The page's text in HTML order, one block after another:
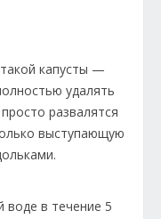
капусты —
удалять
развалятся
выступающую
воде в течение 5